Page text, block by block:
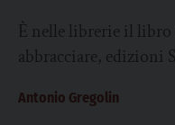
È nelle librerie il libro
abbracciare, edizioni
Antonio Gregolin